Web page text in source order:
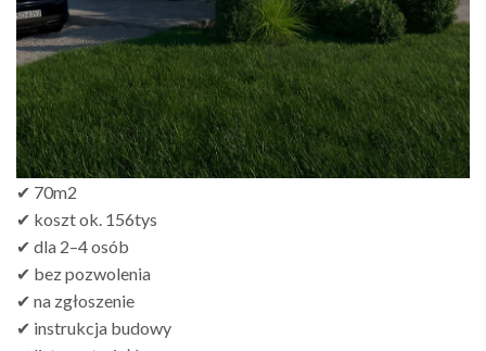
✔ 70m2
✔ koszt ok. 156tys
✔ dla 2–4 osób
✔ bez pozwolenia
✔ na zgłoszenie
✔ instrukcja budowy